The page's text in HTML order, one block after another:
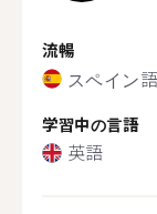
流暢
スペイン語
学習中の言語
英語